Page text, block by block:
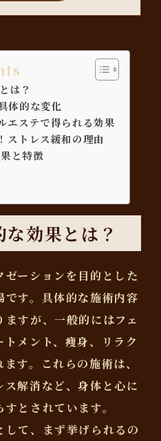
は？
体的な変化
エステで得られる効果
ストレス緩和の理由
と特徴
効果とは？
ーションを目的とした
す。具体的な施術内容
すが、一般的にはフェ
メント、痩身、リラク
す。これらの施術は、
解消など、身体と心に
とされています。
て、まず挙げられるの